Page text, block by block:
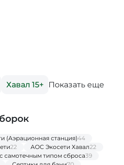
Хавал 15+ Показать еще
(Аэрационная станция)44
22 АОС Экосети Хавал22
самотечным типом сброса39